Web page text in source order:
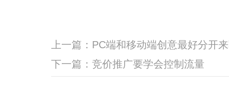
上一篇： PC端和移动端创意最好分开
下一篇： 竞价推广要学会控制流量